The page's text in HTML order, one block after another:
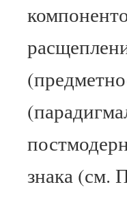
знака (см.